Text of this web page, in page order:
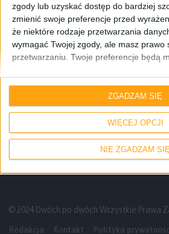
zgody lub uzyskać dostęp do bardziej
zmienić swoje preferencje przed
że niektóre rodzaje przetwarzania
wymagać Twojej zgody, ale masz prawo
przetwarzaniu. Twoje preferencje będą
przycisk "Prywatność" na dole strony.
WIĘCEJ OPCJI
NIE ZGADZAM SIĘ
ZGADZAM SIĘ
Smartfony
Samsung rozpoczął testy
Jelly Bean dla Galaxy Note
© 2024 Dwóch po dwóch Wszystkie Prawa
Redakcja Kontakt Polityka